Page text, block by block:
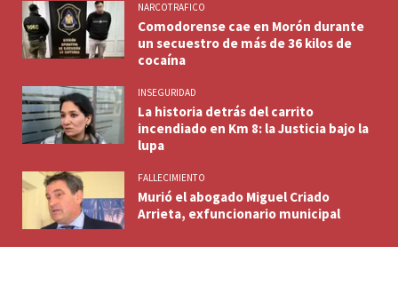
NARCOTRAFICO
Comodorense cae en Morón durante
un secuestro de más de 36 kilos de
cocaína
INSEGURIDAD
La historia detrás del carrito
incendiado en Km 8: la Justicia bajo la
lupa
FALLECIMIENTO
Murió el abogado Miguel Criado
Arrieta, exfuncionario municipal